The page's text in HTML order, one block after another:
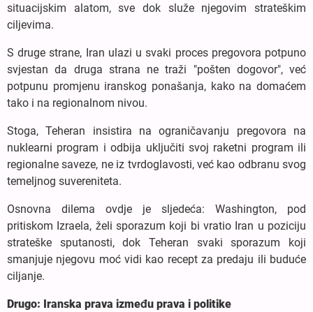
situacijskim alatom, sve dok služe njegovim strateškim
ciljevima.
S druge strane, Iran ulazi u svaki proces pregovora potpuno
svjestan da druga strana ne traži "pošten dogovor", već
potpunu promjenu iranskog ponašanja, kako na domaćem
tako i na regionalnom nivou.
Stoga, Teheran insistira na ograničavanju pregovora na
nuklearni program i odbija uključiti svoj raketni program ili
regionalne saveze, ne iz tvrdoglavosti, već kao odbranu svog
temeljnog suvereniteta.
Osnovna dilema ovdje je sljedeća: Washington, pod
pritiskom Izraela, želi sporazum koji bi vratio Iran u poziciju
strateške sputanosti, dok Teheran svaki sporazum koji
smanjuje njegovu moć vidi kao recept za predaju ili buduće
ciljanje.
Drugo: Iranska prava između prava i politike